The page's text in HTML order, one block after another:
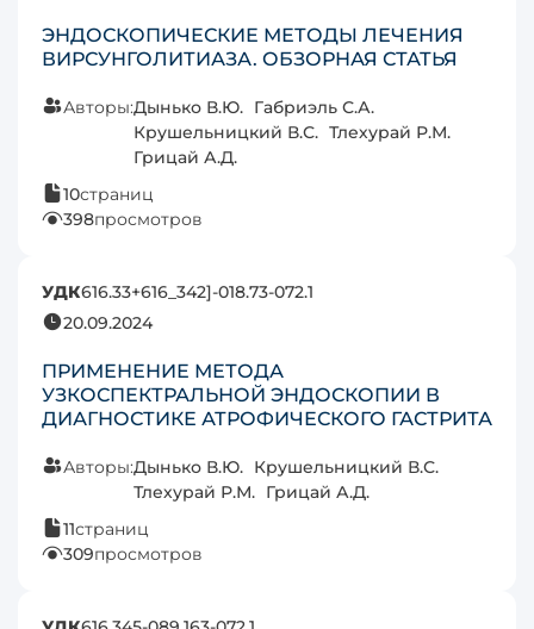
ЭНДОСКОПИЧЕСКИЕ МЕТОДЫ ЛЕЧЕНИЯ
ВИРСУНГОЛИТИАЗА. ОБЗОРНАЯ СТАТЬЯ
Авторы:Дынько В.Ю. Габриэль С.А.
Крушельницкий В.С. Тлехурай Р.М.
Грицай А.Д.
10страниц
398просмотров
УДК616.33+616_342]-018.73-072.1
20.09.2024
ПРИМЕНЕНИЕ МЕТОДА
УЗКОСПЕКТРАЛЬНОЙ ЭНДОСКОПИИ В
ДИАГНОСТИКЕ АТРОФИЧЕСКОГО ГАСТРИТА
Авторы:Дынько В.Ю. Крушельницкий В.С.
Тлехурай Р.М. Грицай А.Д.
11страниц
309просмотров